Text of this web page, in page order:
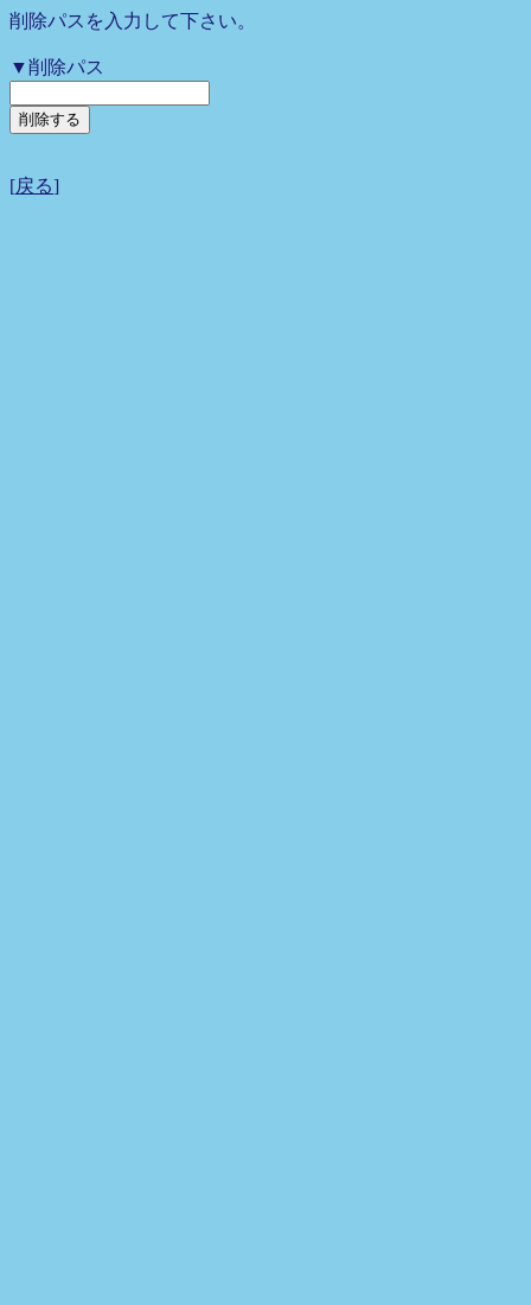
削除パスを入力して下さい。
▼削除パス
[戻る]